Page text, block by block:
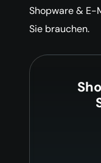
Shopware & E-
Sie brauchen.